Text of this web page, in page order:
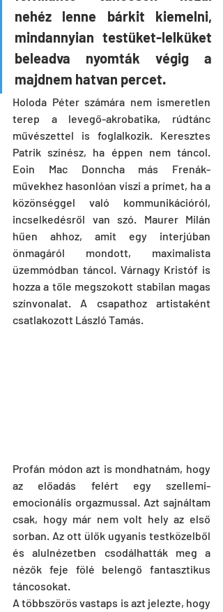
nehéz lenne bárkit kiemelni,
mindannyian testüket-lelküket
beleadva nyomták végig a
majdnem hatvan percet.
Holoda Péter számára nem ismeretlen
terep a levegő-akrobatika, rúdtánc
művészettel is foglalkozik. Keresztes
Patrik színész, ha éppen nem táncol.
Eoin Mac Donncha más Frenák-
művekhez hasonlóan viszi a prímet, ha a
közönséggel való kommunikációról,
incselkedésről van szó. Maurer Milán
hűen ahhoz, amit egy interjúban
önmagáról mondott, maximalista
üzemmódban táncol. Várnagy Kristóf is
hozza a tőle megszokott stabilan magas
színvonalat. A csapathoz artistaként
csatlakozott László Tamás.
Profán módon azt is mondhatnám, hogy
az előadás felért egy szellemi-
emocionális orgazmussal. Azt sajnáltam
csak, hogy már nem volt hely az első
sorban. Az ott ülők ugyanis testközelből
és alulnézetben csodálhatták meg a
nézők feje fölé belengő fantasztikus
táncosokat.
A többszörös vastaps is azt jelezte, hogy